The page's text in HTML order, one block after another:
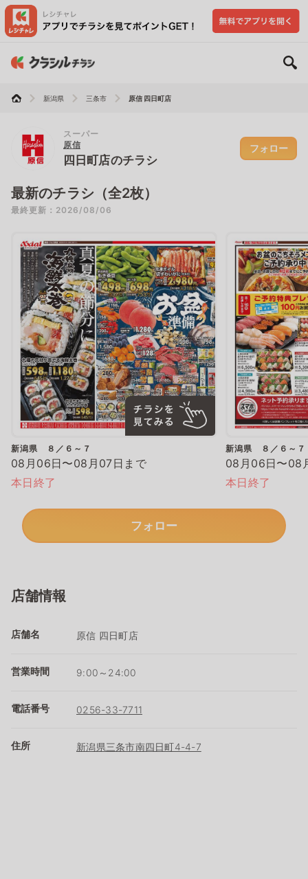
新潟県 三条市 原信 四日町店
スーパー
原信
四日町店のチラシ
フォロー
最新のチラシ（全2枚）
最終更新：2026/08/06
新潟県 ８／６～７
08月06日〜08月07日まで
本日終了
新潟県 ８／６～７
08月06日〜08
本日終了
フォロー
店舗情報
店舗名 原信 四日町店
営業時間 9:00～24:00
電話番号 0256-33-7711
住所 新潟県三条市南四日町4-4-7